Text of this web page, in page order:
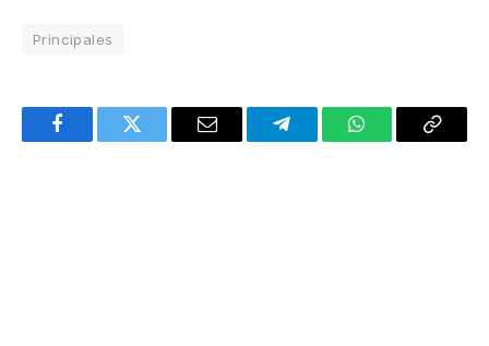
Principales
FacebookTwitter Email TelegramWhatsAppCopy